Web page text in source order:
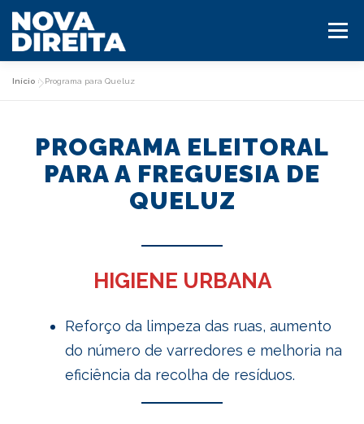
para
conteúdo
Menu
HOME
CANDIDATOS AUTÁRQUICAS 2025
MILITANTE ND
Início »Programa para Queluz
PROGRAMA ELEITORAL
PARA A FREGUESIA DE
QUELUZ
HIGIENE URBANA
Reforço da limpeza das ruas, aumento
do número de varredores e melhoria na
eficiência da recolha de resíduos.